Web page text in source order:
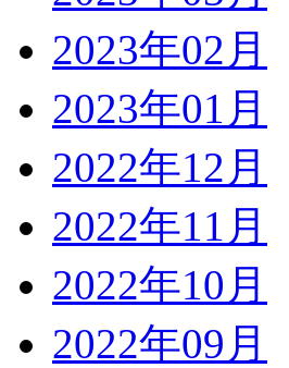
2023年02月
2023年01月
2022年12月
2022年11月
2022年10月
2022年09月